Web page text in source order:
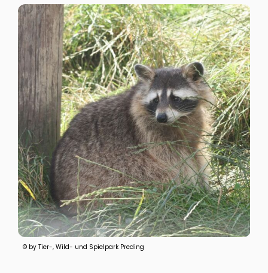
© by Tier-, Wild- und Spielpark Preding